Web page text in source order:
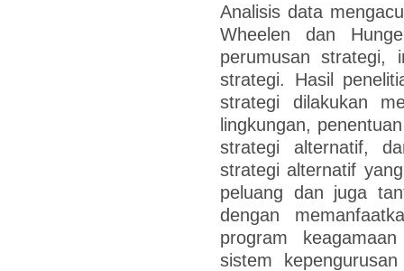
Analisis data
Wheelen dan
perumusan strategi,
strategi. Hasil
strategi dilakukan
lingkungan,
strategi alternatif,
strategi alternatif
peluang dan juga
dengan
program
sistem